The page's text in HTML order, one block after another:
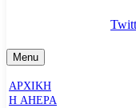
Menu
ΑΡΧΙΚΗ
Η AHEPA